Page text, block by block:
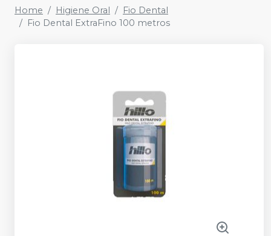
Home Higiene Oral
Fio Dental
Fio Dental ExtraFino 100 metros